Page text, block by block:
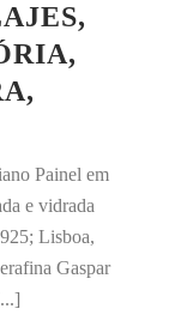
Painel em
e vidrada
Lisboa,
Gaspar